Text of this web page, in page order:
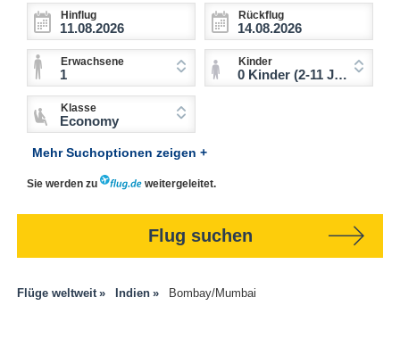
Hinflug Rückflug
Erwachsene
1
Kinder
0 Kinder (2-11 Jahre)
Klasse
Economy
Mehr Suchoptionen zeigen +
Sie werden zu weitergeleitet.
Flug suchen
Flüge weltweit Indien Bombay/Mumbai